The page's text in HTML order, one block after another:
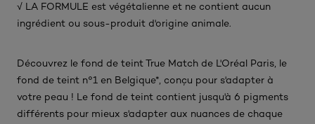
√ LA FORMULE est végétalienne et ne contient aucun
ingrédient ou sous-produit d'origine animale.​
Découvrez le fond de teint True Match de L'Oréal Paris, le
fond de teint n°1 en Belgique*, conçu pour s'adapter à
votre peau ! Le fond de teint contient jusqu'à 6 pigments
différents pour mieux s'adapter aux nuances de chaque